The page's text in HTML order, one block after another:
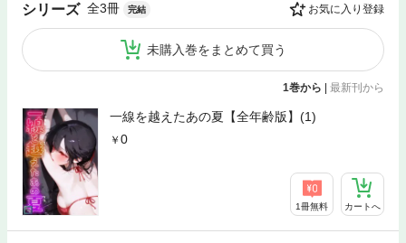
シリーズ 全3冊 完結 お気に入り登録
未購入巻をまとめて買う
1巻から | 最新刊から
一線を越えたあの夏【全年齢版】(1)
0
1冊無料 カートへ